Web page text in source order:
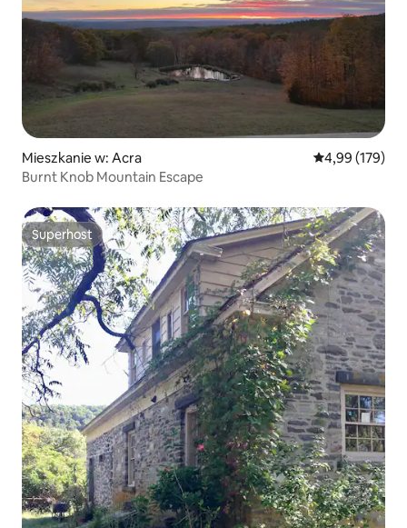
Mieszkanie w: Acra Średnia
4,99 (179)
Burnt Knob Mountain Escape
Superhost
Superhost